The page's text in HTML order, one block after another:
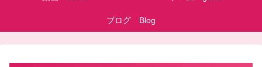
ブログ Blog